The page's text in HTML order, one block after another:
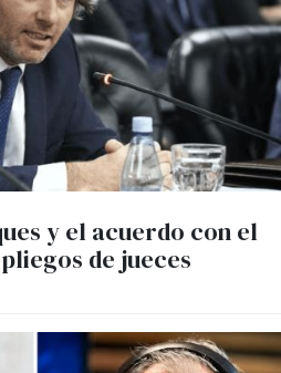
y el acuerdo con el
de jueces